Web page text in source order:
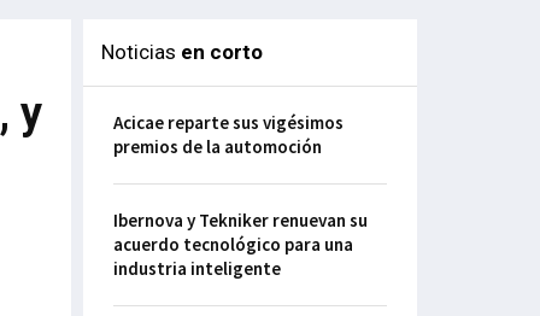
y
Noticias en corto
Acicae reparte sus vigésimos
premios de la automoción
Ibernova y Tekniker renuevan su
acuerdo tecnológico para una
industria inteligente